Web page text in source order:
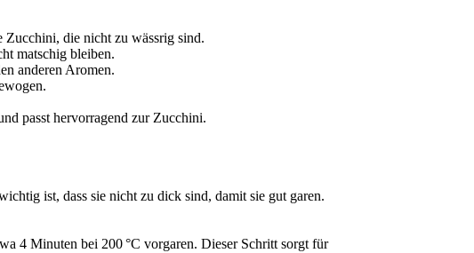
Zucchini, die nicht zu wässrig sind.
matschig bleiben.
anderen Aromen.
passt hervorragend zur Zucchini.
ist, dass sie nicht zu dick sind, damit sie gut garen.
4 Minuten bei 200 °C vorgaren. Dieser Schritt sorgt für